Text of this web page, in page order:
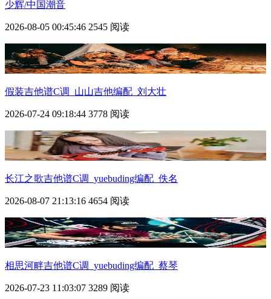
少辉/中国潮音
2026-08-05 00:45:46 2545 阅读
假装吉他谱C调_山山吉他编配_刘大壮
2026-07-24 09:18:44 3778 阅读
长江之歌吉他谱C调_yuebuding编配_佚名
2026-08-07 21:13:16 4654 阅读
相思河畔吉他谱C调_yuebuding编配_蔡琴
2026-07-23 11:03:07 3289 阅读